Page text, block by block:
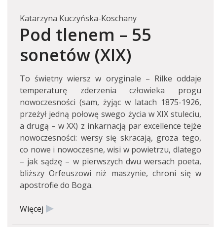
Katarzyna Kuczyńska-Koschany
Pod tlenem – 55
sonetów (XIX)
To świetny wiersz w oryginale – Rilke oddaje
temperaturę zderzenia człowieka progu
nowoczesności (sam, żyjąc w latach 1875-1926,
przeżył jedną połowę swego życia w XIX stuleciu,
a drugą – w XX) z inkarnacją par excellence tejże
nowoczesności: wersy się skracają, groza tego,
co nowe i nowoczesne, wisi w powietrzu, dlatego
– jak sądzę – w pierwszych dwu wersach poeta,
bliższy Orfeuszowi niż maszynie, chroni się w
apostrofie do Boga.
Więcej